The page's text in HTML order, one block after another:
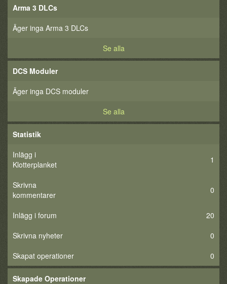
Arma 3 DLCs
Äger inga Arma 3 DLCs
Se alla
DCS Moduler
Äger inga DCS moduler
Se alla
Statistik
Inlägg i
Klotterplanket
1
Skrivna
kommentarer
0
Inlägg i forum
20
Skrivna nyheter
0
Skapat operationer
0
Skapade Operationer